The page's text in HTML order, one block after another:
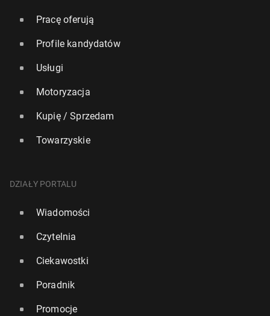
Pracę oferują
Profile kandydatów
Usługi
Motoryzacja
Kupię / Sprzedam
Towarzyskie
DZIAŁY PORTALU
Wiadomości
Czytelnia
Ciekawostki
Poradnik
Promocje